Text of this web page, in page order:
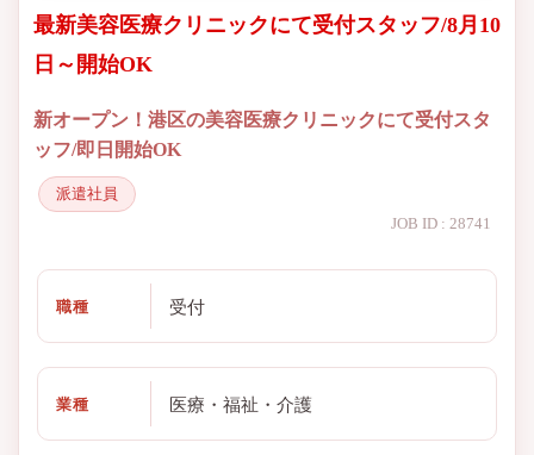
最新美容医療クリニックにて受付スタッフ/8月10
日～開始OK
新オープン！港区の美容医療クリニックにて受付スタ
ッフ/即日開始OK
派遣社員
JOB ID : 28741
職種 受付
業種 医療・福祉・介護